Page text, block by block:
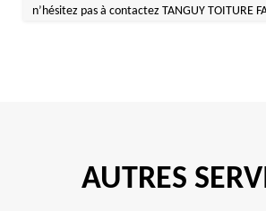
n’hésitez pas à contactez TANGUY TOITURE
AUTRES